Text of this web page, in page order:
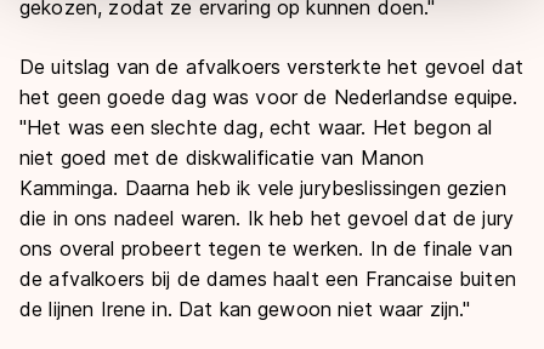
overdracht. Meer informatie vindt u in onscookiebeleid
gekozen, zodat ze ervaring op kunnen doen."
De uitslag van de afvalkoers versterkte het gevoel dat
het geen goede dag was voor de Nederlandse equipe.
"Het was een slechte dag, echt waar. Het begon al
niet goed met de diskwalificatie van Manon
Kamminga. Daarna heb ik vele jurybeslissingen gezien
die in ons nadeel waren. Ik heb het gevoel dat de jury
ons overal probeert tegen te werken. In de finale van
de afvalkoers bij de dames haalt een Francaise buiten
de lijnen Irene in. Dat kan gewoon niet waar zijn."